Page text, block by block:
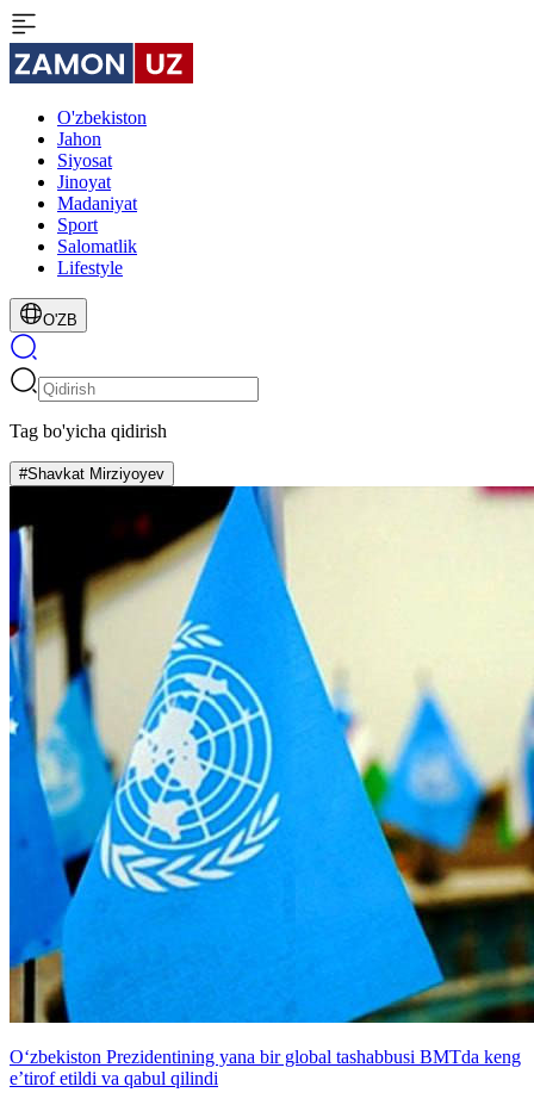
O'zbekiston
Jahon
Siyosat
Jinoyat
Madaniyat
Sport
Salomatlik
Lifestyle
O'ZB
Tag bo'yicha qidirish
#Shavkat Mirziyoyev
O‘zbekiston Prezidentining yana bir global tashabbusi BMTda keng
e’tirof etildi va qabul qilindi